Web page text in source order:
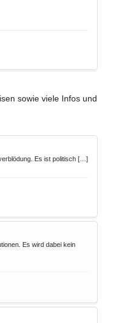
sowie viele Infos und
Es ist politisch […]
Es wird dabei kein